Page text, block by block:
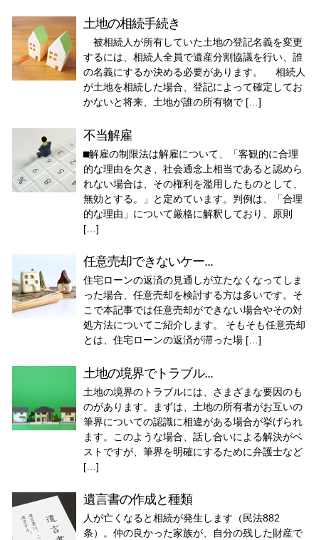
土地の相続手続き
被相続人が所有していた土地の登記名義を変更
するには、相続人全員で遺産分割協議を行い、誰
の名義にするか決める必要があります。 相続人
が土地を相続した場合、登記によって確定してお
かないと将来、土地が誰の所有物で […]
不当解雇
⬛︎解雇の制限法は解雇について、「客観的に合理
的な理由を欠き、社会通念上相当であると認めら
れない場合は、その権利を濫用したものとして、
無効とする。」と定めています。判例は、「合理
的な理由」について厳格に解釈しており、原則
[…]
任意売却できないケー...
住宅ローンの返済の見通しが立たなくなってしま
った場合、任意売却を検討する方は多いです。そ
こで本記事では任意売却ができない場合やその対
処方法についてご紹介します。 そもそも任意売却
とは、住宅ローンの返済が滞った場 […]
土地の境界でトラブル...
土地の境界のトラブルには、さまざまな要因のも
のがあります。まずは、土地の所有者がお互いの
筆界についての認識に相違がある場合が挙げられ
ます。このような場合、話し合いによる解決がベ
ストですが、筆界を明確にするために弁護士など
[…]
遺言書の作成と種類
人が亡くなると相続が発生します（民法882
条）。仲の良かった家族が、自分の残した財産で